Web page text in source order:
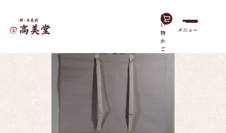
買
い
物
か
ご
メニュー
ホーム作品一覧